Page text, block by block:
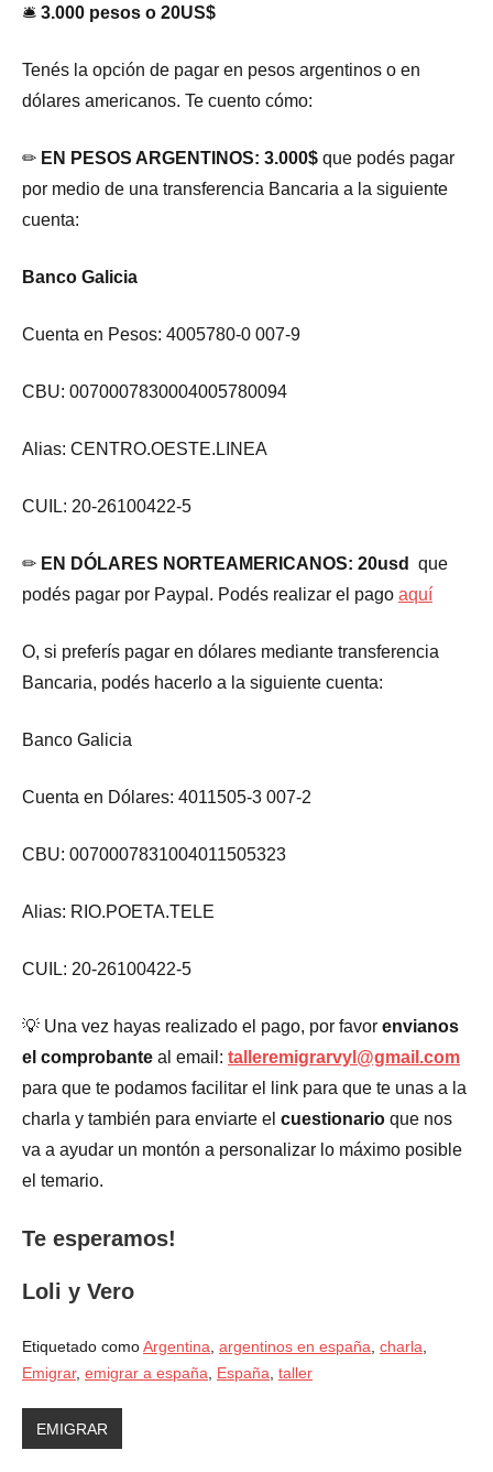
🛎 3.000 pesos o 20US$
Tenés la opción de pagar en pesos argentinos o en
dólares americanos. Te cuento cómo:
✏ EN PESOS ARGENTINOS: 3.000$ que podés pagar
por medio de una transferencia Bancaria a la siguiente
cuenta:
Banco Galicia
Cuenta en Pesos: 4005780-0 007-9
CBU: 0070007830004005780094
Alias: CENTRO.OESTE.LINEA
CUIL: 20-26100422-5
✏ EN DÓLARES NORTEAMERICANOS: 20usd
que
podés pagar por Paypal. Podés realizar el pago aquí
O, si preferís pagar en dólares mediante transferencia
Bancaria, podés hacerlo a la siguiente cuenta:
Banco Galicia
Cuenta en Dólares: 4011505-3 007-2
CBU: 0070007831004011505323
Alias: RIO.POETA.TELE
CUIL: 20-26100422-5
💡 Una vez hayas realizado el pago, por favor envianos
el comprobante al email: talleremigrarvyl@gmail.com
para que te podamos facilitar el link para que te unas a la
charla y también para enviarte el cuestionario que nos
va a ayudar un montón a personalizar lo máximo posible
el temario.
Te esperamos!
Loli y Vero
Etiquetado comoArgentina argentinos en españa charla
Emigrar, emigrar a españa España taller
EMIGRAR